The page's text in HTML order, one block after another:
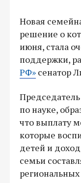
Новая
решение о
июня, стала
поддержки,
РФ» сенатор
по науке,
что выплату
которые
детей и
семьи